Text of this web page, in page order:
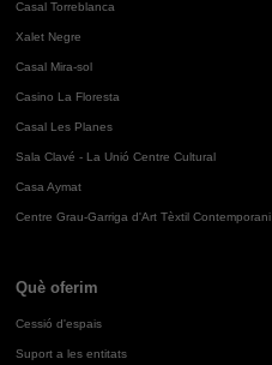
Casal Torreblanca
Xalet Negre
Casal Mira-sol
Casino La Floresta
Casal Les Planes
Sala Clavé - La Unió Centre Cultural
Casa Aymat
Centre Grau-Garriga d'Art Tèxtil Contemporani
Què oferim
Cessió d'espais
Suport a les entitats